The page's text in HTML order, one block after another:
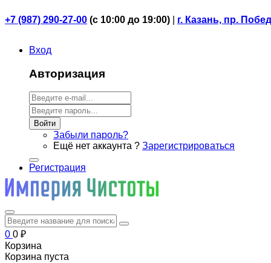
+7 (987) 290-27-00 (с 10:00 до 19:00) г. Казань, пр.
Вход
Авторизация
Войти
Забыли пароль?
Ещё нет аккаунта ? Зарегистрироваться
Регистрация
0 0 ₽
Корзина
Корзина пуста